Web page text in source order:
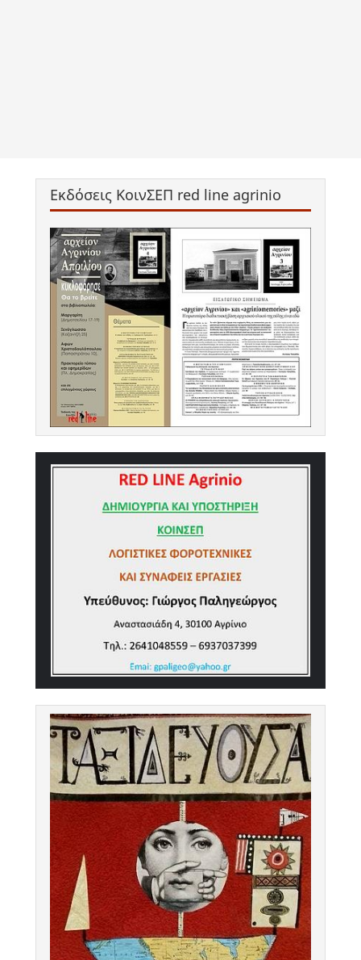
Εκδόσεις ΚοινΣΕΠ red line agrinio